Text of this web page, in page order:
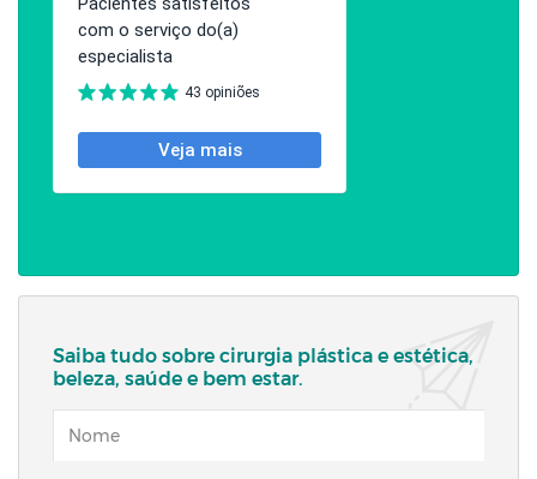
Saiba tudo sobre cirurgia plástica e estética,
beleza, saúde e bem estar.